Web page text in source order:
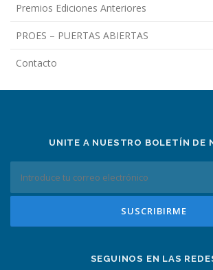
Premios Ediciones Anteriores
PROES – PUERTAS ABIERTAS
Contacto
UNITE A NUESTRO BOLETÍN DE
SEGUINOS EN LAS